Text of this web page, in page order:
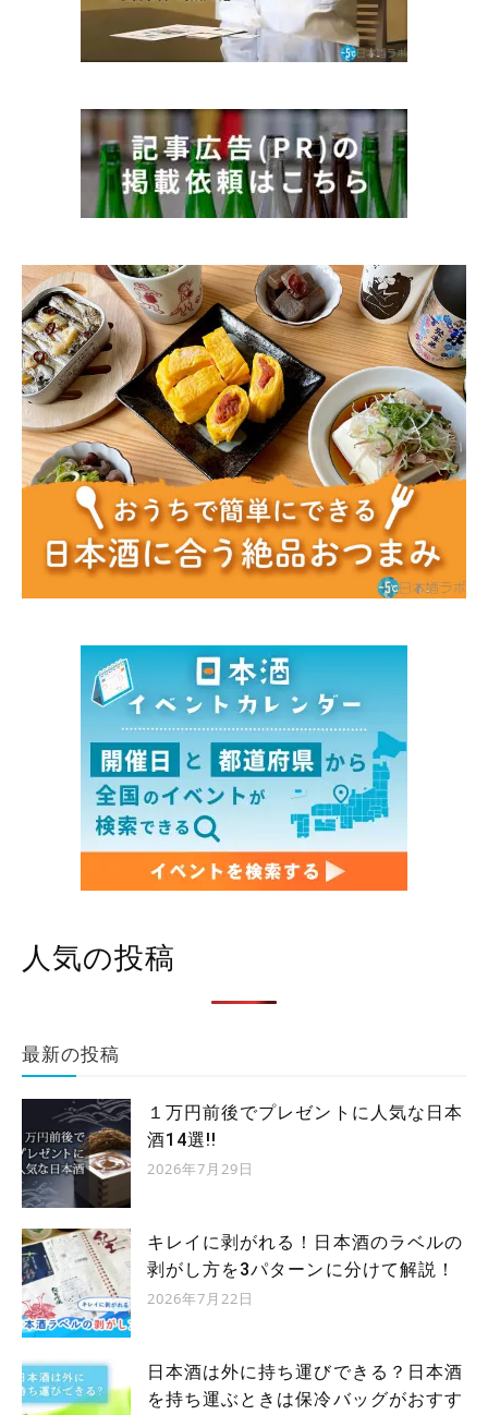
人気の投稿
最新の投稿
１万円前後でプレゼントに人気な日本
酒14選!!
2026年7月29日
キレイに剥がれる！日本酒のラベルの
剥がし方を3パターンに分けて解説！
2026年7月22日
日本酒は外に持ち運びできる？日本酒
を持ち運ぶときは保冷バッグがおすす